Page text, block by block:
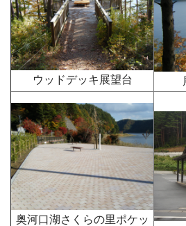
ウッドデッキ展望台
奥河口湖さくらの里ポケッ